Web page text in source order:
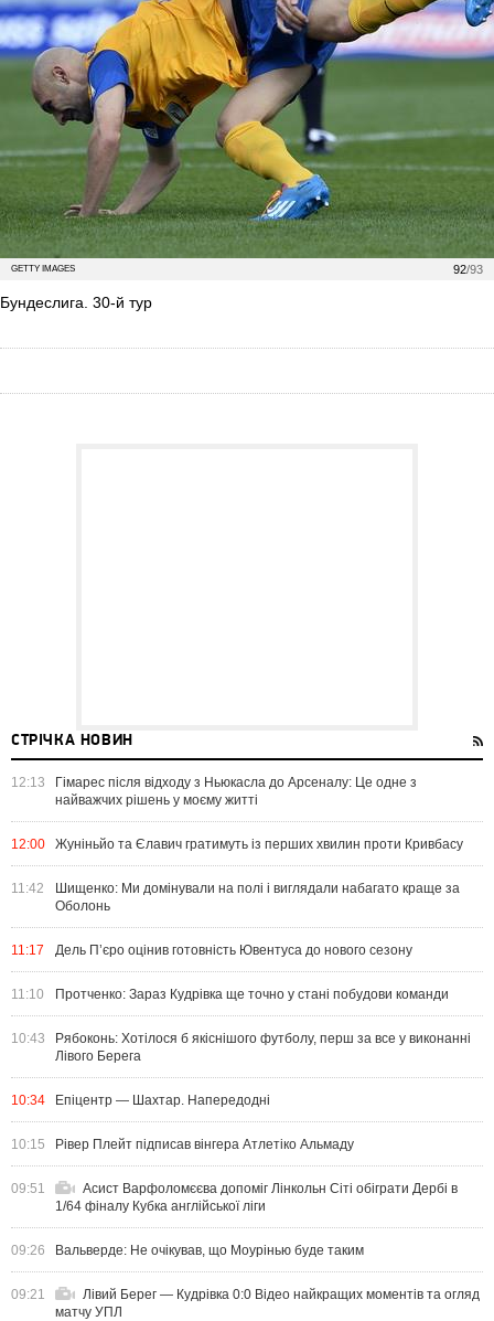
92/93
GETTY IMAGES
Бундеслига. 30-й тур
СТРІЧКА НОВИН
12:13
Гімарес після відходу з Ньюкасла до Арсеналу: Це одне з
найважчих рішень у моєму житті
12:00 Жуніньйо та Єлавич гратимуть із перших хвилин проти Кривбасу
11:42
Шищенко: Ми домінували на полі і виглядали набагато краще за
Оболонь
11:17 Дель П’єро оцінив готовність Ювентуса до нового сезону
11:10 Протченко: Зараз Кудрівка ще точно у стані побудови команди
10:43
Рябоконь: Хотілося б якіснішого футболу, перш за все у виконанні
Лівого Берега
10:34 Епіцентр — Шахтар. Напередодні
10:15 Рівер Плейт підписав вінгера Атлетіко Альмаду
09:51
Асист Варфоломєєва допоміг Лінкольн Сіті обіграти Дербі в
1/64 фіналу Кубка англійської ліги
09:26 Вальверде: Не очікував, що Моурінью буде таким
09:21
Лівий Берег — Кудрівка 0:0 Відео найкращих моментів та огляд
матчу УПЛ